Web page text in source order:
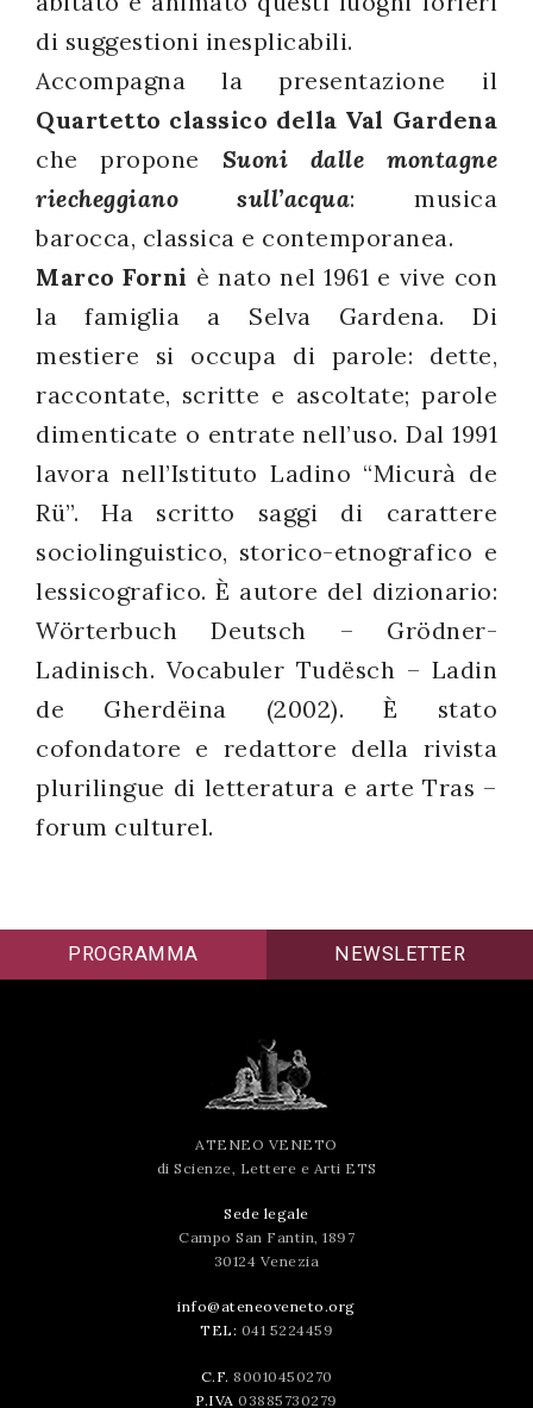
di suggestioni inesplicabili.
Accompagna la presentazione il
Quartetto classico della Val Gardena
che propone Suoni dalle montagne
riecheggiano sull’acqua: musica
barocca, classica e contemporanea.
Marco Forni è nato nel 1961 e vive con
la famiglia a Selva Gardena. Di
mestiere si occupa di parole: dette,
raccontate, scritte e ascoltate; parole
dimenticate o entrate nell’uso. Dal 1991
lavora nell’Istituto Ladino “Micurà de
Rü”. Ha scritto saggi di carattere
sociolinguistico, storico-etnografico e
lessicografico. È autore del dizionario:
Wörterbuch Deutsch – Grödner-
Ladinisch. Vocabuler Tudësch – Ladin
de Gherdëina (2002). È stato
cofondatore e redattore della rivista
plurilingue di letteratura e arte Tras –
forum culturel.
PROGRAMMA NEWSLETTER
ATENEO VENETO
di Scienze, Lettere e Arti ETS
Sede legale
Campo San Fantin, 1897
30124 Venezia
info@ateneoveneto.org
TEL: 041 5224459
C.F. 80010450270
P.IVA 03885730279